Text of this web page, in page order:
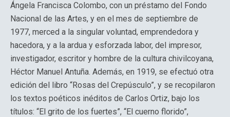
Ángela Francisca Colombo, con un préstamo del Fondo
Nacional de las Artes, y en el mes de septiembre de
1977, merced a la singular voluntad, emprendedora y
hacedora, y a la ardua y esforzada labor, del impresor,
investigador, escritor y hombre de la cultura chivilcoyana,
Héctor Manuel Antuña. Además, en 1919, se efectuó otra
edición del libro “Rosas del Crepúsculo”, y se recopilaron
los textos poéticos inéditos de Carlos Ortiz, bajo los
títulos: “El grito de los fuertes”, “El cuerno florido”,